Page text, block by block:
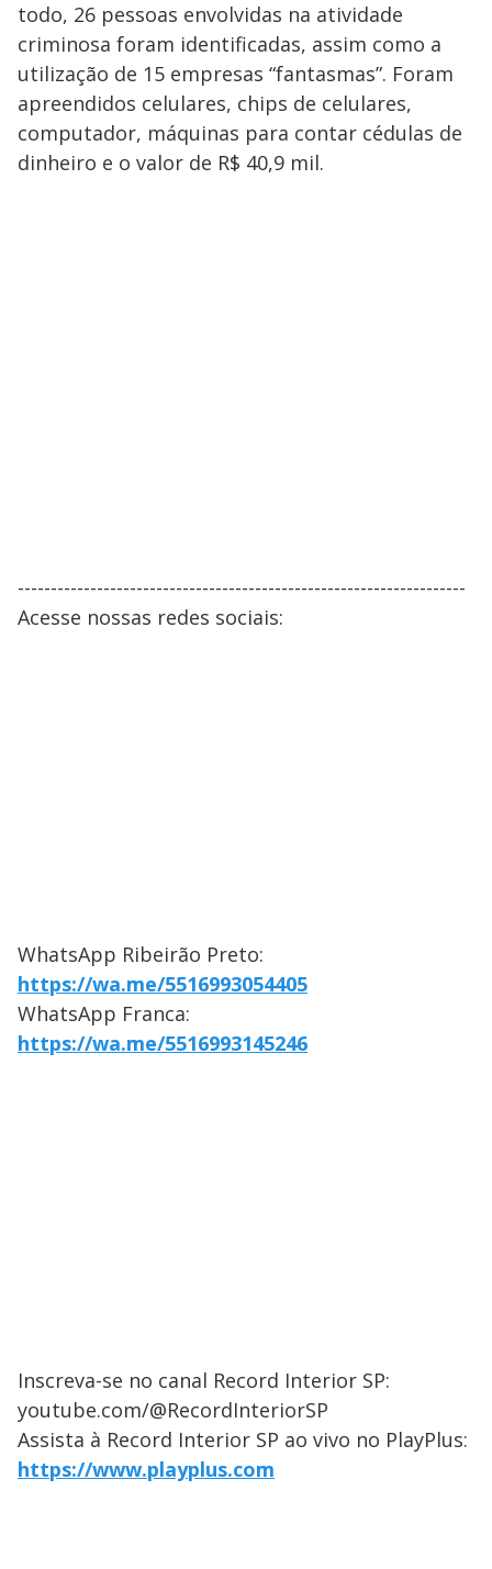
todo, 26 pessoas envolvidas na atividade
criminosa foram identificadas, assim como a
utilização de 15 empresas “fantasmas”. Foram
apreendidos celulares, chips de celulares,
computador, máquinas para contar cédulas de
dinheiro e o valor de R$ 40,9 mil.
--------------------------------------------------------------------
Acesse nossas redes sociais:
WhatsApp Ribeirão Preto:
https://wa.me/5516993054405
WhatsApp Franca:
https://wa.me/5516993145246
Inscreva-se no canal Record Interior SP:
youtube.com/@RecordInteriorSP
Assista à Record Interior SP ao vivo no PlayPlus:
https://www.playplus.com